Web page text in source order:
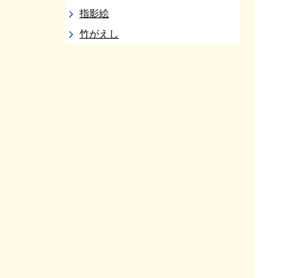
指影絵
竹がえし